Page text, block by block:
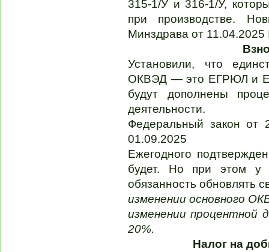
315-1/У и 316-1/У,
при производстве.
Минздрава от
Установили, что
ОКВЭД — это ЕГРЮЛ и
будут дополнены
деятельности.
Федеральный закон от
01.09.2025
Ежегодного
будет. Но при этом у
обязанность обновлять
изменении основного
изменении процентной
20%.
Налог на